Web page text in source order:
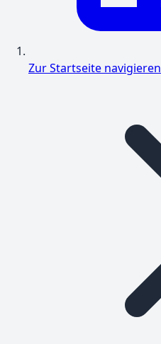
Zur Startseite navigieren